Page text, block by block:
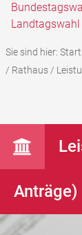
Sie sind hier:
/ Rathaus/
Anträge)